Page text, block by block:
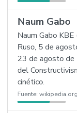
Naum Gabo
Naum Gabo
Ruso, 5 de
23 de agosto de
del
cinético.
Fuente: wikipedia.org